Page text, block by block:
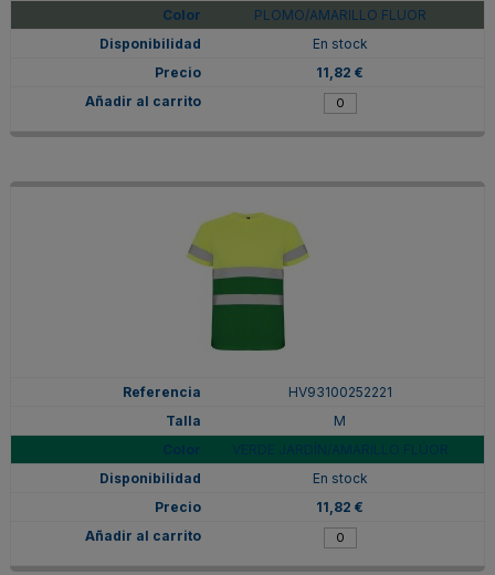
PLOMO/AMARILLO FLUOR
En stock
11,82 €
HV93100252221
M
En stock
11,82 €